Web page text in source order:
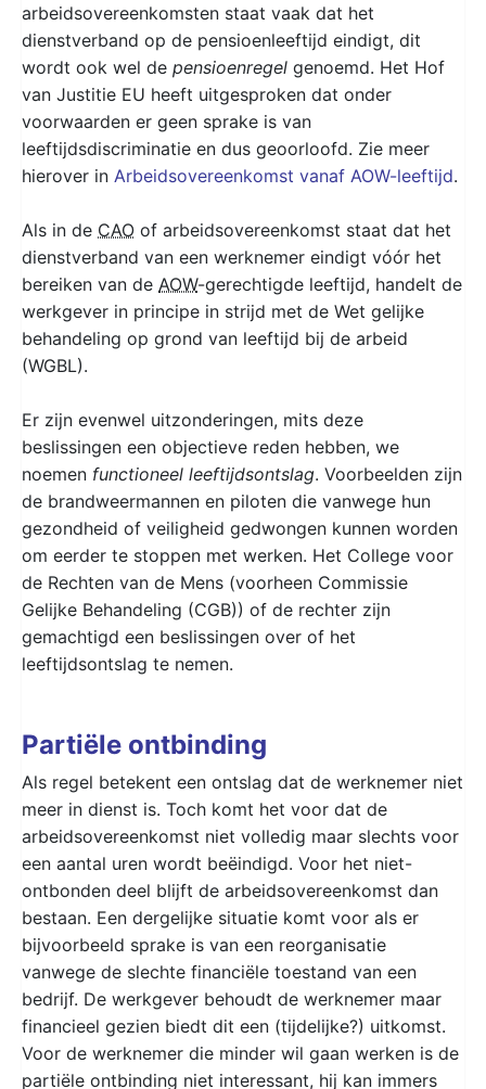
arbeidsovereenkomsten staat vaak dat het
dienstverband op de pensioenleeftijd eindigt, dit
wordt ook wel de pensioenregel genoemd. Het Hof
van Justitie EU heeft uitgesproken dat onder
voorwaarden er geen sprake is van
leeftijdsdiscriminatie en dus geoorloofd. Zie meer
hierover in Arbeidsovereenkomst vanaf AOW-leeftijd.
Als in de CAO of arbeidsovereenkomst staat dat het
dienstverband van een werknemer eindigt vóór het
bereiken van de AOW-gerechtigde leeftijd, handelt de
werkgever in principe in strijd met de Wet gelijke
behandeling op grond van leeftijd bij de arbeid
(WGBL).
Er zijn evenwel uitzonderingen, mits deze
beslissingen een objectieve reden hebben, we
noemen functioneel leeftijdsontslag. Voorbeelden zijn
de brandweermannen en piloten die vanwege hun
gezondheid of veiligheid gedwongen kunnen worden
om eerder te stoppen met werken. Het College voor
de Rechten van de Mens (voorheen Commissie
Gelijke Behandeling (CGB)) of de rechter zijn
gemachtigd een beslissingen over of het
leeftijdsontslag te nemen.
Partiële ontbinding
Als regel betekent een ontslag dat de werknemer niet
meer in dienst is. Toch komt het voor dat de
arbeidsovereenkomst niet volledig maar slechts voor
een aantal uren wordt beëindigd. Voor het niet-
ontbonden deel blijft de arbeidsovereenkomst dan
bestaan. Een dergelijke situatie komt voor als er
bijvoorbeeld sprake is van een reorganisatie
vanwege de slechte financiële toestand van een
bedrijf. De werkgever behoudt de werknemer maar
financieel gezien biedt dit een (tijdelijke?) uitkomst.
Voor de werknemer die minder wil gaan werken is de
partiële ontbinding niet interessant, hij kan immers